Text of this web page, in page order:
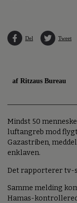
Del Tweet
af Ritzaus Bureau
Mindst 50
luftangreb mod
Gazastriben,
enklaven.
Det rapporterer tv-
Samme melding
Hamas-